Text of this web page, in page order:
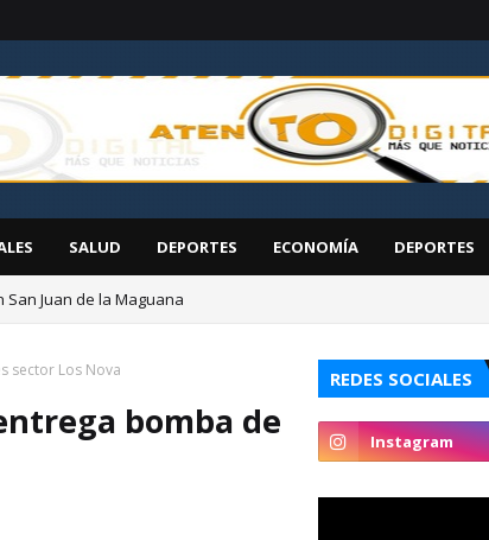
SALUD DEPORTES ECONOMÍA DEPORTES
San Juan de la Maguana
desarrollo ante diáspora de San Cristóbal en Nueva York
sector Los Nova
bomba de
REDES SOCIALES